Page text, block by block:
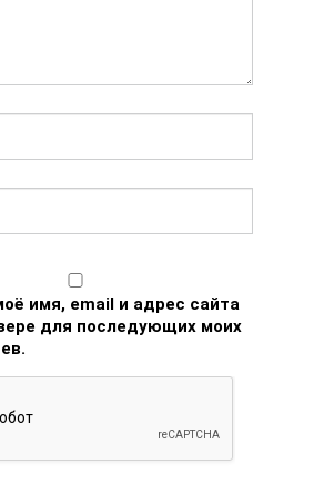
имя, email и адрес сайта
для последующих моих